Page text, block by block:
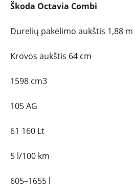
Škoda Octavia Combi
Durelių pakėlimo aukštis 1,88 m
Krovos aukštis 64 cm
1598 cm3
105 AG
61 160 Lt
5 l/100 km
605–1655 l